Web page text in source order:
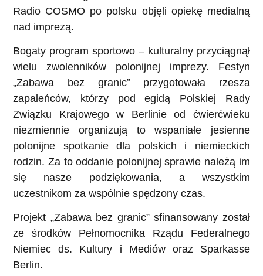
Radio COSMO po polsku objęli opiekę medialną
nad imprezą.
Bogaty program sportowo – kulturalny przyciągnął
wielu zwolenników polonijnej imprezy. Festyn
„Zabawa bez granic” przygotowała rzesza
zapaleńców, którzy pod egidą Polskiej Rady
Związku Krajowego w Berlinie od ćwierćwieku
niezmiennie organizują to wspaniałe jesienne
polonijne spotkanie dla polskich i niemieckich
rodzin. Za to oddanie polonijnej sprawie należą im
się nasze podziękowania, a wszystkim
uczestnikom za wspólnie spędzony czas.
Projekt „Zabawa bez granic” sfinansowany został
ze środków Pełnomocnika Rządu Federalnego
Niemiec ds. Kultury i Mediów oraz Sparkasse
Berlin.